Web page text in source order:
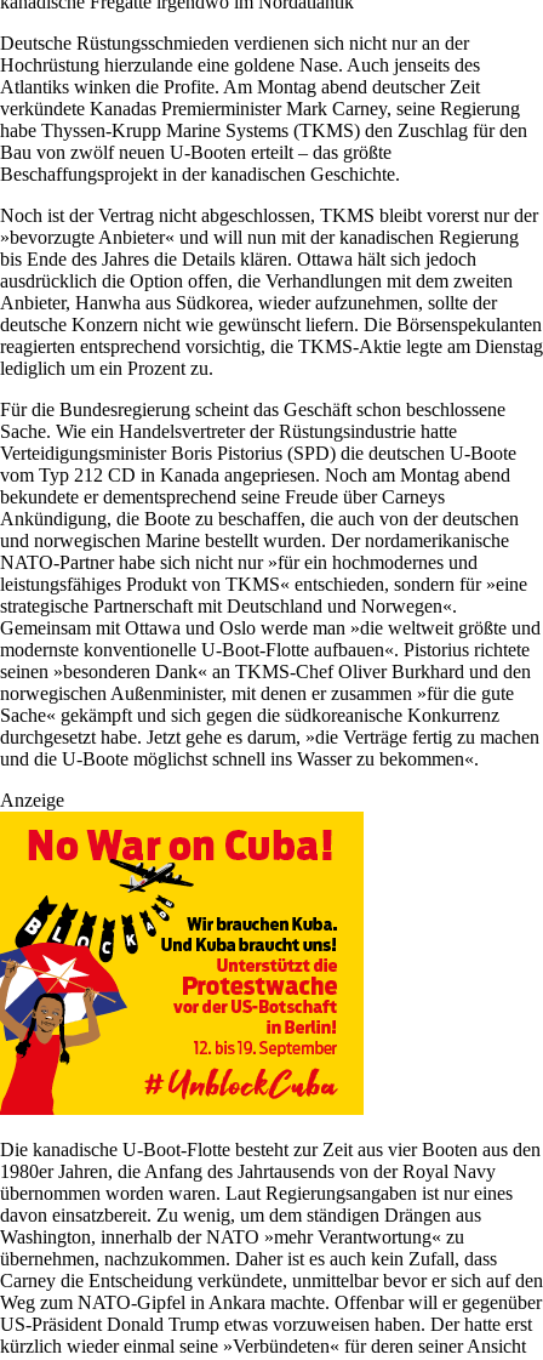
Deutsche Rüstungsschmieden verdienen sich nicht nur an der
Hochrüstung hierzulande eine goldene Nase. Auch jenseits des
Atlantiks winken die Profite. Am Montag abend deutscher Zeit
verkündete Kanadas Premierminister Mark Carney, seine Regierung
habe Thyssen-Krupp Marine Systems (TKMS) den Zuschlag für den
Bau von zwölf neuen U-Booten erteilt – das größte
Beschaffungsprojekt in der kanadischen Geschichte.
Noch ist der Vertrag nicht abgeschlossen, TKMS bleibt vorerst nur der
»bevorzugte Anbieter« und will nun mit der kanadischen Regierung
bis Ende des Jahres die Details klären. Ottawa hält sich jedoch
ausdrücklich die Option offen, die Verhandlungen mit dem zweiten
Anbieter, Hanwha aus Südkorea, wieder aufzunehmen, sollte der
deutsche Konzern nicht wie gewünscht liefern. Die Börsenspekulanten
reagierten entsprechend vorsichtig, die TKMS-Aktie legte am Dienstag
lediglich um ein Prozent zu.
Für die Bundesregierung scheint das Geschäft schon beschlossene
Sache. Wie ein Handelsvertreter der Rüstungsindustrie hatte
Verteidigungsminister Boris Pistorius (SPD) die deutschen U-Boote
vom Typ 212 CD in Kanada angepriesen. Noch am Montag abend
bekundete er dementsprechend seine Freude über Carneys
Ankündigung, die Boote zu beschaffen, die auch von der deutschen
und norwegischen Marine bestellt wurden. Der nordamerikanische
NATO-Partner habe sich nicht nur »für ein hochmodernes und
leistungsfähiges Produkt von TKMS« entschieden, sondern für »eine
strategische Partnerschaft mit Deutschland und Norwegen«.
Gemeinsam mit Ottawa und Oslo werde man »die weltweit größte und
modernste konventionelle U-Boot-Flotte aufbauen«. Pistorius richtete
seinen »besonderen Dank« an TKMS-Chef Oliver Burkhard und den
norwegischen Außenminister, mit denen er zusammen »für die gute
Sache« gekämpft und sich gegen die südkoreanische Konkurrenz
durchgesetzt habe. Jetzt gehe es darum, »die Verträge fertig zu machen
und die U-Boote möglichst schnell ins Wasser zu bekommen«.
Anzeige
Die kanadische U-Boot-Flotte besteht zur Zeit aus vier Booten aus den
1980er Jahren, die Anfang des Jahrtausends von der Royal Navy
übernommen worden waren. Laut Regierungsangaben ist nur eines
davon einsatzbereit. Zu wenig, um dem ständigen Drängen aus
Washington, innerhalb der NATO »mehr Verantwortung« zu
übernehmen, nachzukommen. Daher ist es auch kein Zufall, dass
Carney die Entscheidung verkündete, unmittelbar bevor er sich auf den
Weg zum NATO-Gipfel in Ankara machte. Offenbar will er gegenüber
US-Präsident Donald Trump etwas vorzuweisen haben. Der hatte erst
kürzlich wieder einmal seine »Verbündeten« für deren seiner Ansicht